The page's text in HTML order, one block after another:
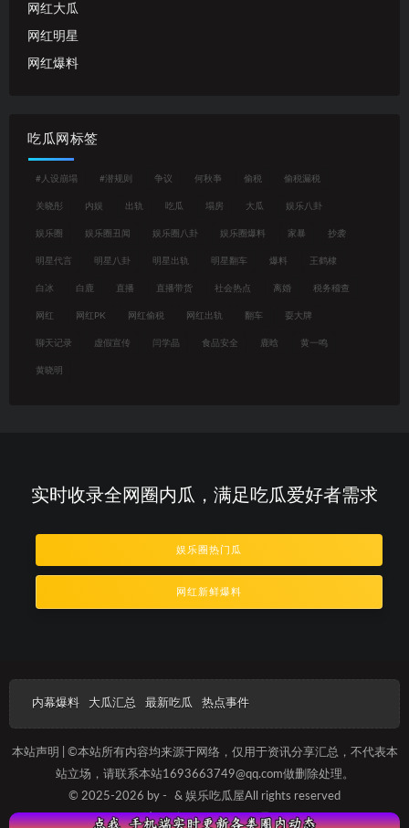
网红大瓜
网红明星
网红爆料
吃瓜网标签
#人设崩塌 #潜规则 争议 何秋亊 偷税 偷税漏税
关晓彤 内娱 出轨 吃瓜 塌房 大瓜 娱乐八卦
娱乐圈 娱乐圈丑闻 娱乐圈八卦 娱乐圈爆料 家暴 抄袭
明星代言 明星八卦 明星出轨 明星翻车 爆料 王鹤棣
白冰 白鹿 直播 直播带货 社会热点 离婚 税务稽查
网红 网红PK 网红偷税 网红出轨 翻车 耍大牌
聊天记录 虚假宣传 闫学晶 食品安全 鹿晗 黄一鸣
黄晓明
实时收录全网圈内瓜，满足吃瓜爱好者需求
娱乐圈热门瓜
网红新鲜爆料
内幕爆料 大瓜汇总 最新吃瓜 热点事件
本站声明 | ©本站所有内容均来源于网络，仅用于资讯分享汇总，不代表本
站立场，请联系本站1693663749@qq.com做删除处理。
© 2025-2026 by -
& 娱乐吃瓜屋All rights reserved
沪ICP备2023012088号